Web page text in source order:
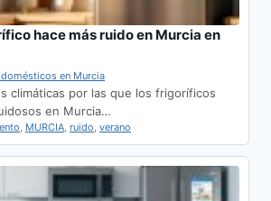
hace más ruido en Murcia en
en Murcia
climáticas por las que los frigoríficos
en Murcia…
, MURCIA, ruido, verano